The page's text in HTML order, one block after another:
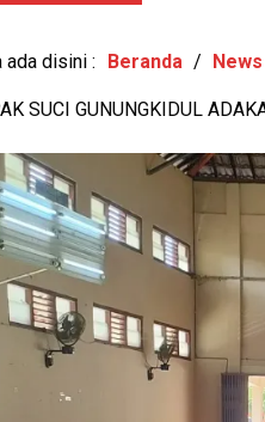
ada disini : Beranda / News
SUCI GUNUNGKIDUL